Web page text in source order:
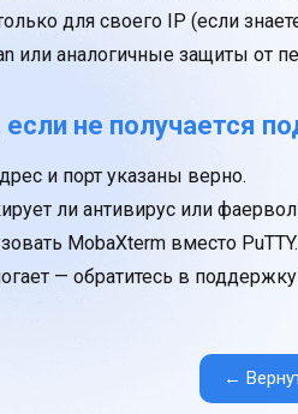
для своего IP (если
или аналогичные защиты от
не получается
и порт указаны верно.
ли антивирус или
MobaXterm вместо PuTTY.
— обратитесь в
←